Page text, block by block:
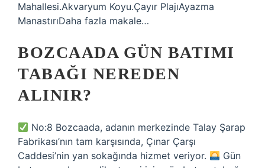
Mahallesi.Akvaryum Koyu.Çayır PlajıAyazma
ManastırıDaha fazla makale…
BOZCAADA GÜN BATIMI
TABAĞI NEREDEN
ALINIR?
No:8 Bozcaada, adanın merkezinde Talay Şarap
Fabrikası’nın tam karşısında, Çınar Çarşı
Caddesi’nin yan sokağında hizmet veriyor.
Gün